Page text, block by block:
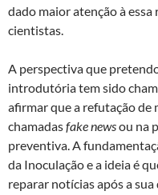
dado maior atenção à
cientistas.
A perspectiva que
introdutória tem sido
afirmar que a refutação de
chamadasfake newsou na
preventiva. A
da Inoculação e a ideia é
reparar notícias após a